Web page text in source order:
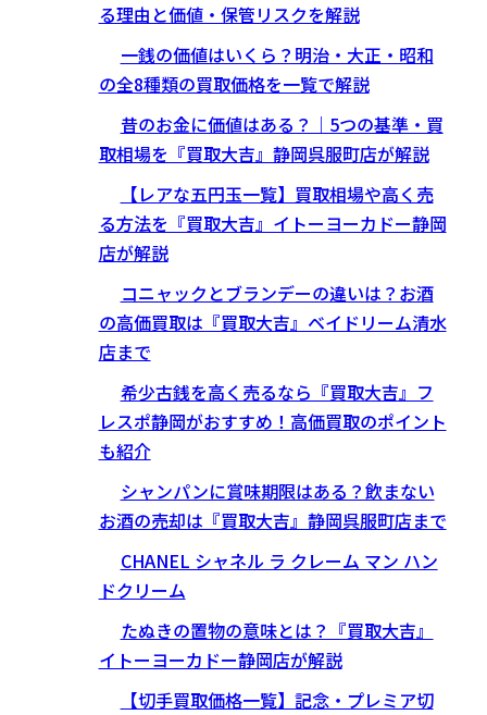
る理由と価値・保管リスクを解説
一銭の価値はいくら？明治・大正・昭和
の全8種類の買取価格を一覧で解説
昔のお金に価値はある？｜5つの基準・買
取相場を『買取大吉』静岡呉服町店が解説
【レアな五円玉一覧】買取相場や高く売
る方法を『買取大吉』イトーヨーカドー静岡
店が解説
コニャックとブランデーの違いは？お酒
の高価買取は『買取大吉』ベイドリーム清水
店まで
希少古銭を高く売るなら『買取大吉』フ
レスポ静岡がおすすめ！高価買取のポイント
も紹介
シャンパンに賞味期限はある？飲まない
お酒の売却は『買取大吉』静岡呉服町店まで
CHANEL シャネル ラ クレーム マン ハン
ドクリーム
たぬきの置物の意味とは？『買取大吉』
イトーヨーカドー静岡店が解説
【切手買取価格一覧】記念・プレミア切